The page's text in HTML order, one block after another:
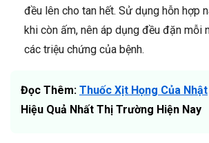
đều lên cho tan hết. Sử dụng hỗn hợp
khi còn ấm, nên áp dụng đều đặn mỗi
các triệu chứng của bệnh.
Đọc Thêm: Thuốc Xịt Họng Của Nhật
Hiệu Quả Nhất Thị Trường Hiện Nay